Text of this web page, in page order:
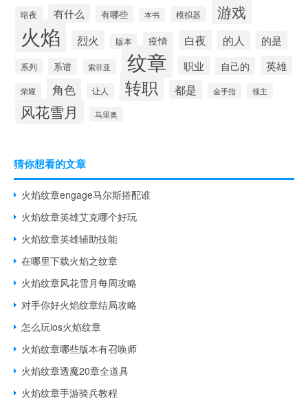
暗夜 有什么 有哪些 本书 模拟器 游戏
火焰 烈火 版本 疫情 白夜 的人 的是
系列 系谱 索菲亚 纹章 职业 自己的 英雄
荣耀 角色 让人 转职 都是 金手指 领主
风花雪月 马里奥
猜你想看的文章
火焰纹章engage马尔斯搭配谁
火焰纹章英雄艾克哪个好玩
火焰纹章英雄辅助技能
在哪里下载火焰之纹章
火焰纹章风花雪月每周攻略
对手你好火焰纹章结局攻略
怎么玩ios火焰纹章
火焰纹章哪些版本有召唤师
火焰纹章透魔20章全道具
火焰纹章手游骑兵教程